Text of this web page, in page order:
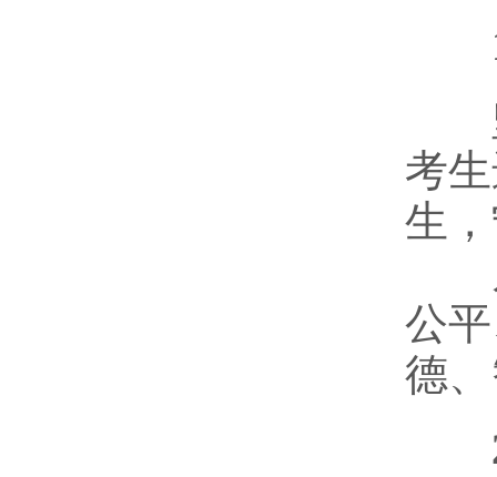
1
坚
考
生
公
德
2